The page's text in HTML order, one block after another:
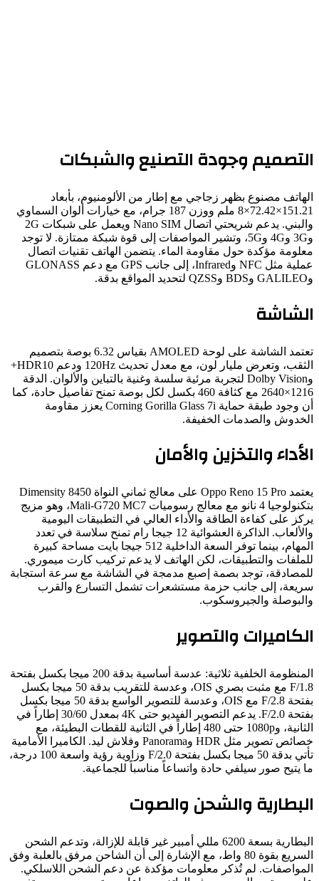
وجودة التصنيع والشبكات
مصنوع بظهر زجاجي مع إطار من الألومنيوم، بأبعاد
151.21×72.42×8 ملم ووزن 187 جرام، مع خيارات ألوان السماوي
والبني. يدعم شريحتي اتصال Nano SIM ويعمل على شبكات 2G
و3G و4G و5G، وتشير المواصفات إلى قوة شبكة ممتازة. لا توجد
مؤكدة حول مقاومة الماء. يتضمن الهاتف تقنيات اتصال
عملية مثل NFC وInfrared، إلى جانب GPS مع دعم GLONASS
تعتمد الشاشة على لوحة AMOLED بقياس 6.32 بوصة بتصميم
الثقب، وتعرض مليار لون، مع معدل تحديث 120Hz ودعم HDR10+
وDolby Vision لتجربة مرئية سلسة وغنية بالتباين والألوان. الدقة
1216×2640 مع كثافة 460 بكسل لكل بوصة تمنح تفاصيل حادة، كما
أن وجود طبقة حماية Corning Gorilla Glass 7i يعزز مقاومة
والصدمات الخفيفة.
والتخزين والأمان
يعتمد Oppo Reno 15 Pro على معالج ثماني النواة Dimensity 8450
بتكنولوجيا 4 نانو مع معالج رسوميات Mali-G720 MC7، وهو مزيج
على كفاءة الطاقة والأداء العالي في التطبيقات اليومية
والألعاب. الذاكرة العشوائية 12 جيجا رام تمنح سلاسة في تعدد
المهام، بينما توفر السعة الداخلية 512 جيجا بايت مساحة كبيرة
والتطبيقات، لكن الهاتف لا يدعم تركيب كارت ميموري.
توجد بصمة إصبع مدمجة في الشاشة مع سرعة استجابة
إلى جانب حزمة مستشعرات تشمل التسارع والقرب
والجيروسكوب.
والتصوير
المنظومة الخلفية ثلاثية: عدسة أساسية بدقة 200 ميجا بكسل بفتحة
F/1.8 مع مثبت بصري OIS، وعدسة للتقريب بدقة 50 ميجا بكسل
بفتحة F/2.8 مع OIS، وعدسة للتصوير الواسع بدقة 50 ميجا بكسل
بفتحة F/2.0. يدعم التصوير الفيديو حتى 4K بمعدل 30/60 إطاراً في
الثانية، و1080p حتى 480 إطاراً في الثانية للقطات البطيئة، مع
خصائص تصوير مثل HDR وPanorama وفلاش ليد. الكاميرا الأمامية
تأتي بدقة 50 ميجا بكسل بفتحة F/2.0 وزاوية رؤية واسعة 100 درجة،
يتيح صور سيلفي حادة واتساعاً مناسباً للجماعية.
والشحن والصوت
البطارية بسعة 6200 مللي أمبير غير قابلة للإزالة، وتدعم الشحن
السريع بقوة 80 واط، مع الإشارة إلى أن الشاحن مرفق بالعلبة وفق
لم تُذكر معلومات مؤكدة عن دعم الشحن اللاسلكي.